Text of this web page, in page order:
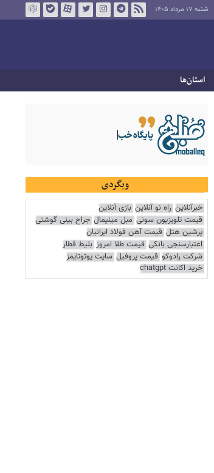
شنبه ۱۷ مرداد ۱۴۰۵
استان‌ها
وبگردی
خبرآنلاین راه نو آنلاین بازی آنلاین
قیمت تلویزیون سونی مبل مینیمال جراح بینی گوشتی
پرشین هتل قیمت آهن فولاد ایرانیان
اعتبارسنجی بانکی قیمت طلا امروز بلیط قطار
شرکت رادوکو قیمت پروفیل سایت یوتوتایمز
خرید اکانت chatgpt